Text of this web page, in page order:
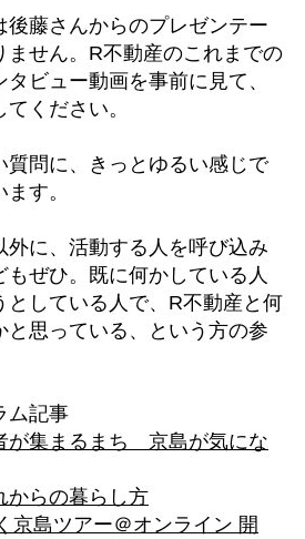
後藤さんからのプレゼンテー
ません。R不動産のこれまでの
ビュー動画を事前に見て、
ください。
質問に、きっとゆるい感じで
す。
外に、活動する人を呼び込み
もぜひ。既に何かしている人
としている人で、R不動産と何
と思っている、という方の参
ム記事
が集まるまち 京島が気にな
からの暮らし方
京島ツアー＠オンライン 開